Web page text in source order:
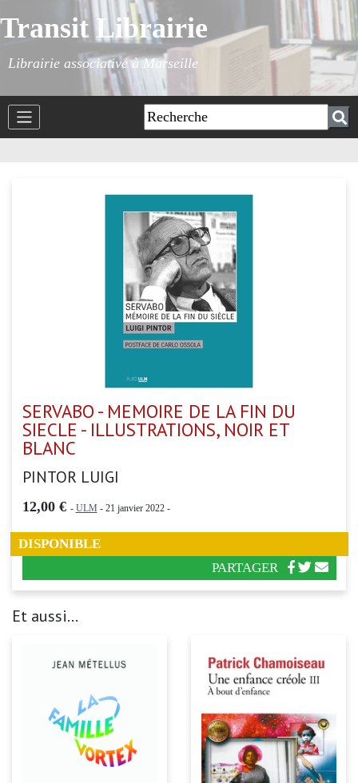
Transit Librairie
Librairie associative à Marseille
SERVABO - MEMOIRE DE LA FIN DU
SIECLE - ILLUSTRATIONS, NOIR ET
BLANC
PINTOR LUIGI
12,00 € - ULM - 21 janvier 2022 -
DISPONIBLE
PARTAGER
Et aussi...